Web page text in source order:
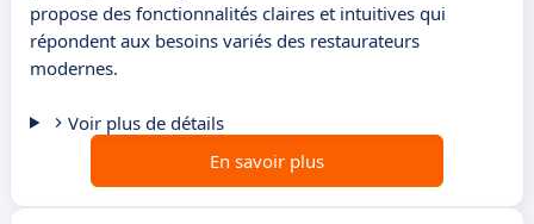
propose des fonctionnalités claires et intuitives qui
répondent aux besoins variés des restaurateurs
modernes.
Voir plus de détails
En savoir plus